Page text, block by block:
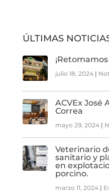
ÚLTIMAS
julio 18, 2024|
ACVEx José
Correa
mayo 29, 2024|
Veterinario
sanitario y
en
porcino.
marzo 11, 2024|